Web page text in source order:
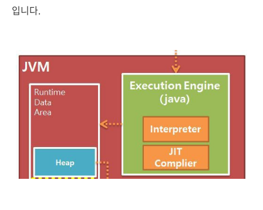
입니다.